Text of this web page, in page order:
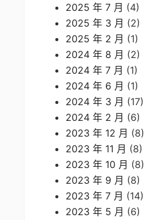
2025 年 7 月 (4)
2025 年 3 月 (2)
2025 年 2 月 (1)
2024 年 8 月 (2)
2024 年 7 月 (1)
2024 年 6 月 (1)
2024 年 3 月 (17)
2024 年 2 月 (6)
2023 年 12 月 (8)
2023 年 11 月 (8)
2023 年 10 月 (8)
2023 年 9 月 (8)
2023 年 7 月 (14)
2023 年 5 月 (6)